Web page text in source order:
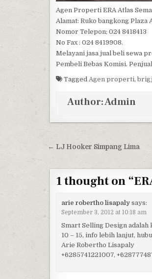
Agen Properti ERA Atlas
Alamat: Ruko bangkong Plaza
Nomor Telepon; 024 8418413
No Fax : 024 8419908.
Melayani jasa jual beli sewa
Pembeli Bebas Komisi.
Tagged Agen properti,
Author:Admin
Post navigation
← LJ Hooker Simpang Lima
1 thought on “
arie robertho lisapaly says:
September 3, 2012 at 10:18 am
Smart Selling Design
10 – 15, info lebih lanjut,
Arie Robertho Lisapaly
+6285741221007,